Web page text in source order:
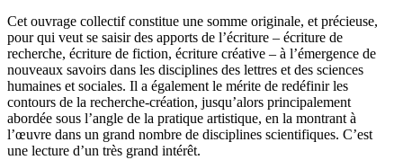
Cet ouvrage collectif constitue une somme originale, et précieuse,
pour qui veut se saisir des apports de l’écriture – écriture de
recherche, écriture de fiction, écriture créative – à l’émergence de
nouveaux savoirs dans les disciplines des lettres et des sciences
humaines et sociales. Il a également le mérite de redéfinir les
contours de la recherche-création, jusqu’alors principalement
abordée sous l’angle de la pratique artistique, en la montrant à
l’œuvre dans un grand nombre de disciplines scientifiques. C’est
une lecture d’un très grand intérêt.